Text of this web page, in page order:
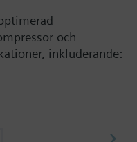
och
inkluderande:
täcklock ökar djupet